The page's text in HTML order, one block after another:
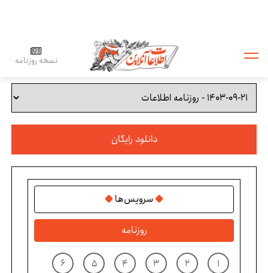
نسخه روزنامه
دانلود رایگان
سرویس‌ها
روزنامه
۱ ۲ ۳ ۴ ۵ ۶